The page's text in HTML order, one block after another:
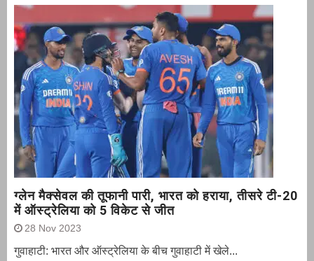
ग्‍लेन मैक्‍सेवल की तूफानी पारी, भारत को हराया, तीसरे टी-20
में ऑस्ट्रेलिया को 5 विकेट से जीत
28 Nov 2023
गुवाहाटी: भारत और ऑस्‍ट्रेलिया के बीच गुवाहाटी में खेले...